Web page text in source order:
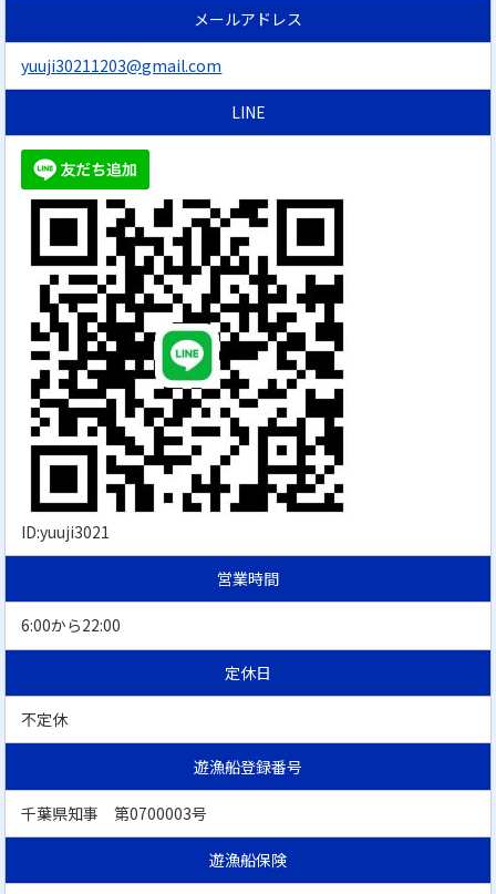
メールアドレス
yuuji30211203@gmail.com
LINE
ID:yuuji3021
営業時間
6:00から22:00
定休日
不定休
遊漁船登録番号
千葉県知事 第0700003号
遊漁船保険